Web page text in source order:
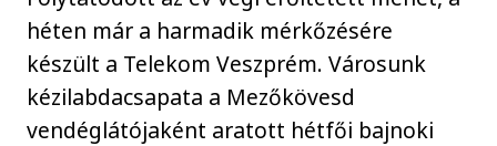
héten már a harmadik mérkőzésére
készült a Telekom Veszprém. Városunk
kézilabdacsapata a Mezőkövesd
vendéglátójaként aratott hétfői bajnoki